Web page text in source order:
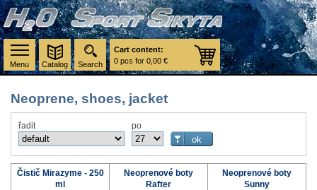
Menu
Cart content:
0 pcs for 0,00 €
Search
Neoprene, shoes, jacket
řadit po
Čistič Mirazyme - 250
ml
Neoprenové boty
Rafter
Neoprenové boty
Sunny
Catalog